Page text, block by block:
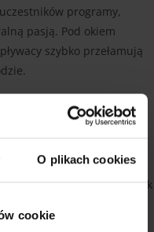
O plikach cookies
cookie
programy,
pasją. Pod okiem
szybko przełamują
organizacja wyjazdu
ich pociech. Dlatego
wykwalifikowanej
czuwa doświadczony
psychiczny, każdy uczestnik
NNW.
pociechy na nasze obozy